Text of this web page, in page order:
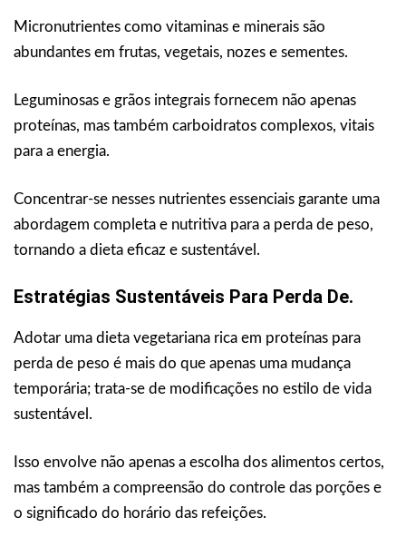
Micronutrientes como vitaminas e minerais são
abundantes em frutas, vegetais, nozes e sementes.
Leguminosas e grãos integrais fornecem não apenas
proteínas, mas também carboidratos complexos, vitais
para a energia.
Concentrar-se nesses nutrientes essenciais garante uma
abordagem completa e nutritiva para a perda de peso,
tornando a dieta eficaz e sustentável.
Estratégias Sustentáveis Para Perda De.
Adotar uma dieta vegetariana rica em proteínas para
perda de peso é mais do que apenas uma mudança
temporária; trata-se de modificações no estilo de vida
sustentável.
Isso envolve não apenas a escolha dos alimentos certos,
mas também a compreensão do controle das porções e
o significado do horário das refeições.